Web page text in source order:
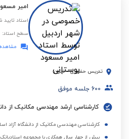
امیر
استاد تایید
سطح استاد:
مشاهده 18 دیدگاه
تدریس حضوری - تهران
600 جلسه موفق
کارشناسی ارشد مهندسی مکانیک از
کارشناسی مهندسی مکانیک از دانشگاه آزاد
بیش از چهار سال همکاری با مجموعه استادبانک